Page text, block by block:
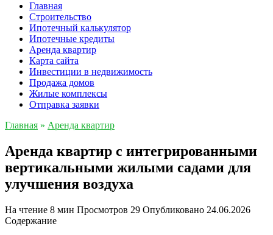
Главная
Строительство
Ипотечный калькулятор
Ипотечные кредиты
Аренда квартир
Карта сайта
Инвестиции в недвижимость
Продажа домов
Жилые комплексы
Отправка заявки
Главная » Аренда квартир
Аренда квартир с интегрированными
вертикальными жилыми садами для
улучшения воздуха
На чтение 8 мин Просмотров 29 Опубликовано 24.06.2026
Содержание